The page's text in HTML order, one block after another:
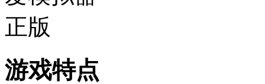
游戏特点